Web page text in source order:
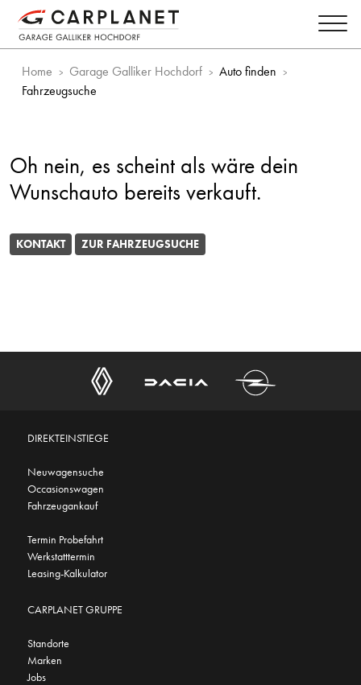
Home Garage Galliker Hochdorf
Auto finden
Fahrzeugsuche
Oh nein, es scheint als wäre dein
Wunschauto bereits verkauft.
KONTAKT ZUR FAHRZEUGSUCHE
DIREKTEINSTIEGE
Neuwagensuche
Occasionswagen
Fahrzeugankauf
Termin Probefahrt
Werkstatttermin
Leasing-Kalkulator
CARPLANET GRUPPE
Standorte
Marken
Jobs